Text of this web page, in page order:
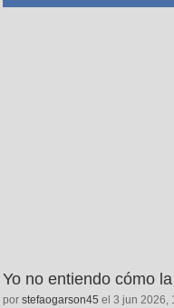
Yo no entiendo cómo
por stefaogarson45 el 3 jun 2026,